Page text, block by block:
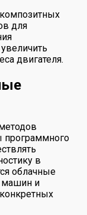
для
двигателя.
в
облачные
машин и